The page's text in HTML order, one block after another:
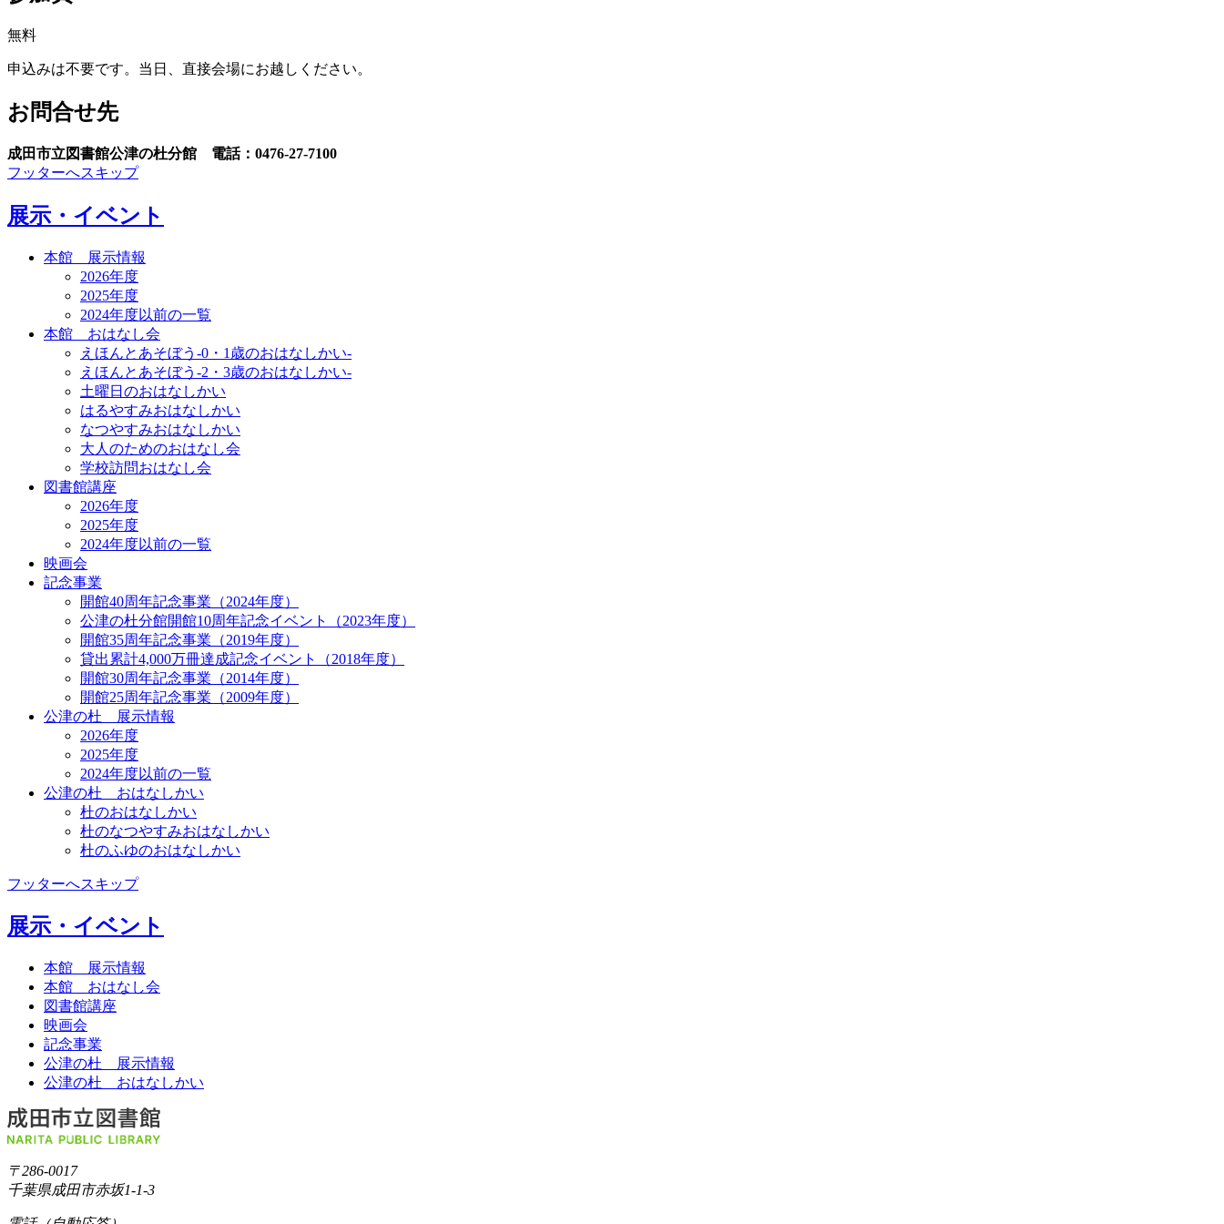
無料
申込みは不要です。当日、直接会場にお越しください。
お問合せ先
成田市立図書館公津の杜分館 電話：0476-27-7100
フッターへスキップ
展示・イベント
本館 展示情報
2026年度
2025年度
2024年度以前の一覧
本館 おはなし会
えほんとあそぼう-0・1歳のおはなしかい-
えほんとあそぼう-2・3歳のおはなしかい-
土曜日のおはなしかい
はるやすみおはなしかい
なつやすみおはなしかい
大人のためのおはなし会
学校訪問おはなし会
図書館講座
2026年度
2025年度
2024年度以前の一覧
映画会
記念事業
開館40周年記念事業（2024年度）
公津の杜分館開館10周年記念イベント（2023年度）
開館35周年記念事業（2019年度）
貸出累計4,000万冊達成記念イベント（2018年度）
開館30周年記念事業（2014年度）
開館25周年記念事業（2009年度）
公津の杜 展示情報
2026年度
2025年度
2024年度以前の一覧
公津の杜 おはなしかい
杜のおはなしかい
杜のなつやすみおはなしかい
杜のふゆのおはなしかい
フッターへスキップ
展示・イベント
本館 展示情報
本館 おはなし会
図書館講座
映画会
記念事業
公津の杜 展示情報
公津の杜 おはなしかい
〒286-0017
千葉県成田市赤坂1-1-3